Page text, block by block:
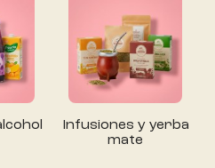
Infusiones y yerba
mate